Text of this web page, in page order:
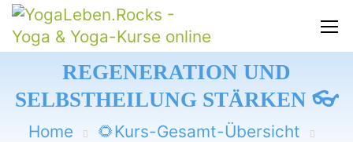
REGENERATION UND
SELBSTHEILUNG STÄRKEN 👓
Home
🌻Kurs-Gesamt-Übersicht